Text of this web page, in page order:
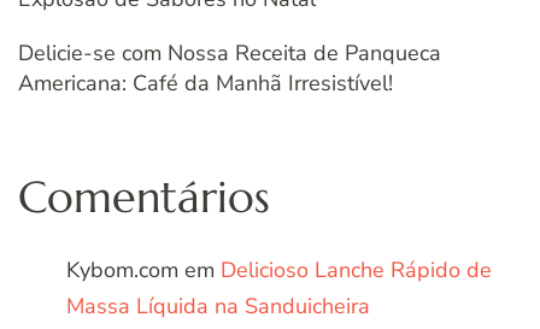
Delicie-se com Nossa Receita de Panqueca
Americana: Café da Manhã Irresistível!
Comentários
Kybom.com em Delicioso Lanche Rápido de
Massa Líquida na Sanduicheira